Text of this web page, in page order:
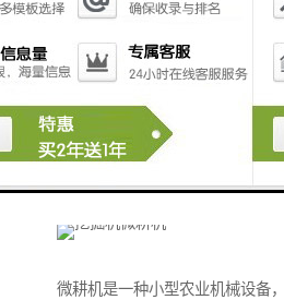
地撒布到土壤中，提供作物所需
7. 割草：一些微耕机还可以配备
田地中的杂草和野草，保持田地
总的来说，微耕机主要用于小型
业，可以提高农作物的产量和质
微耕机是一种小型农业机械设备